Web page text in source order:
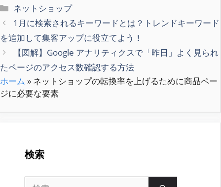
カ
テ
ゴ
リ
ー
ネットショップ
1月に検索されるキーワードとは？トレンドキーワード
を追加して集客アップに役立てよう！
【図解】Google アナリティクスで「昨日」よく見られ
たページのアクセス数確認する方法
ホーム » ネットショップの転換率を上げるために商品ペー
ジに必要な要素
検索